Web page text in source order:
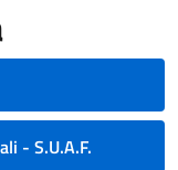
- S.U.A.F.